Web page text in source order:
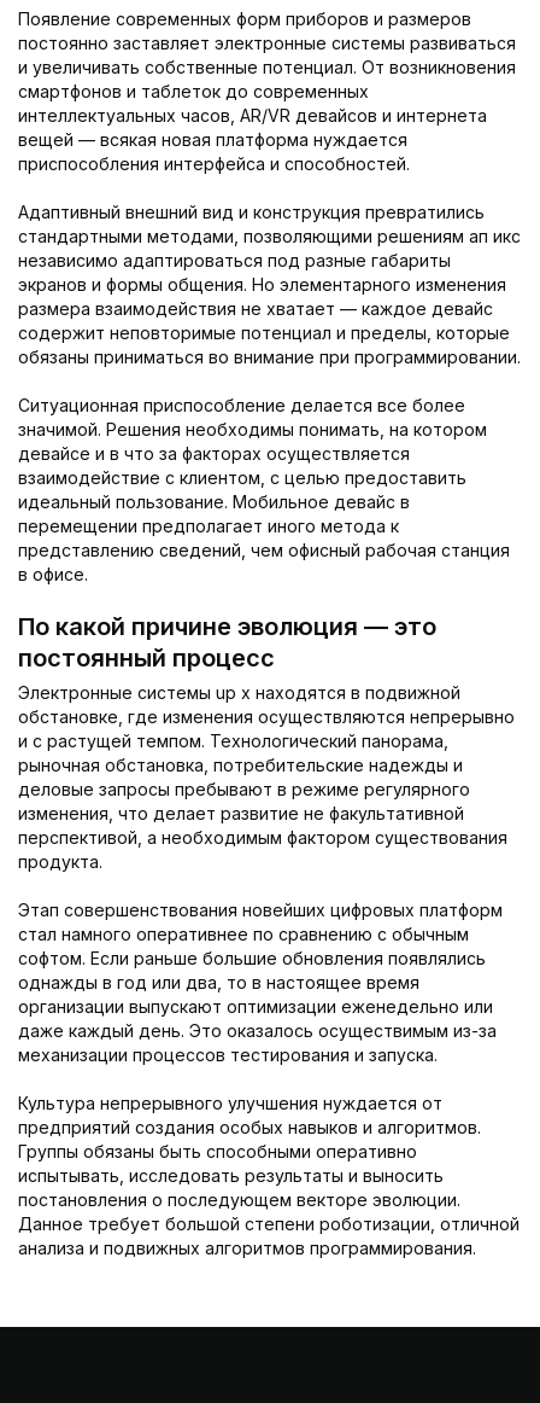
Появление современных форм приборов и размеров
постоянно заставляет электронные системы развиваться
и увеличивать собственные потенциал. От возникновения
смартфонов и таблеток до современных
интеллектуальных часов, AR/VR девайсов и интернета
вещей — всякая новая платформа нуждается
приспособления интерфейса и способностей.
Адаптивный внешний вид и конструкция превратились
стандартными методами, позволяющими решениям ап икс
независимо адаптироваться под разные габариты
экранов и формы общения. Но элементарного изменения
размера взаимодействия не хватает — каждое девайс
содержит неповторимые потенциал и пределы, которые
обязаны приниматься во внимание при программировании.
Ситуационная приспособление делается все более
значимой. Решения необходимы понимать, на котором
девайсе и в что за факторах осуществляется
взаимодействие с клиентом, с целью предоставить
идеальный пользование. Мобильное девайс в
перемещении предполагает иного метода к
представлению сведений, чем офисный рабочая станция
в офисе.
По какой причине эволюция — это
постоянный процесс
Электронные системы up x находятся в подвижной
обстановке, где изменения осуществляются непрерывно
и с растущей темпом. Технологический панорама,
рыночная обстановка, потребительские надежды и
деловые запросы пребывают в режиме регулярного
изменения, что делает развитие не факультативной
перспективой, а необходимым фактором существования
продукта.
Этап совершенствования новейших цифровых платформ
стал намного оперативнее по сравнению с обычным
софтом. Если раньше большие обновления появлялись
однажды в год или два, то в настоящее время
организации выпускают оптимизации еженедельно или
даже каждый день. Это оказалось осуществимым из-за
механизации процессов тестирования и запуска.
Культура непрерывного улучшения нуждается от
предприятий создания особых навыков и алгоритмов.
Группы обязаны быть способными оперативно
испытывать, исследовать результаты и выносить
постановления о последующем векторе эволюции.
Данное требует большой степени роботизации, отличной
анализа и подвижных алгоритмов программирования.